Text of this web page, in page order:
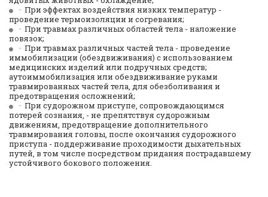
·  При эффектах воздействия низких температур -
проведение термоизоляции и согревания;
·  При травмах различных областей тела - наложение
повязок;
·  При травмах различных частей тела - проведение
иммобилизации (обездвиживания) с использованием
медицинских изделий или подручных средств;
аутоиммобилизация или обездвиживание руками
травмированных частей тела, для обезболивания и
предотвращения осложнений;
·  При судорожном приступе, сопровождающимся
потерей сознания, - не препятствуя судорожным
движениям, предотвращение дополнительного
травмирования головы, после окончания судорожного
приступа - поддерживание проходимости дыхательных
путей, в том числе посредством придания пострадавшему
устойчивого бокового положения.